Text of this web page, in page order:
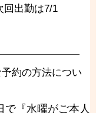
回出勤は7/1
約の方法につい
で『水曜がご本人